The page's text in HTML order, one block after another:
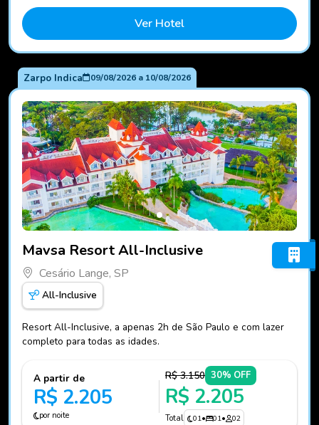
Ver Hotel
Zarpo Indica 09/08/2026a 10/08/2026
Mavsa Resort All-Inclusive
Cesário Lange, SP
All-Inclusive
Resort All-Inclusive, a apenas 2h de São Paulo e com lazer
completo para todas as idades.
A partir de
R$ 2.205
por noite
R$ 3.150 30% OFF
R$ 2.205
Total 01• 01• 02